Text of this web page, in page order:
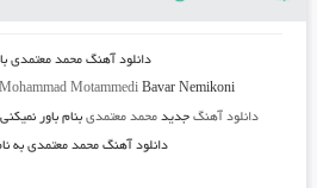
دانلود آهنگ محمد معتمدی
Mohammad Motammedi Bavar Nemikoni
دانلود آهنگ جدیدمحمد معتمدی بنام باور نمیکنی
دانلود آهنگ محمد معتمدی به